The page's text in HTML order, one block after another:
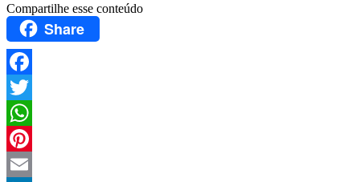
Compartilhe esse conteúdo
Share
Facebook
Twitter
WhatsApp
Pinterest